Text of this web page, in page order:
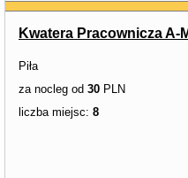
Kwatera Pracownicza A-
Piła
za nocleg od 30 PLN
liczba miejsc: 8